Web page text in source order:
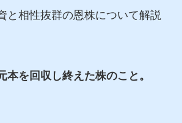
と相性抜群の恩株について解説
本を回収し終えた株のこと。